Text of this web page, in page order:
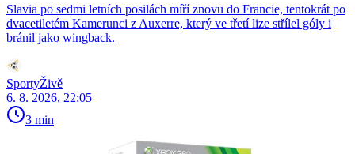
Slavia po sedmi letních posilách míří znovu do Francie, tentokrát po
dvacetiletém Kamerunci z Auxerre, který ve třetí lize střílel góly i
bránil jako wingback.
SportyŽivě
6. 8. 2026, 22:05
3 min